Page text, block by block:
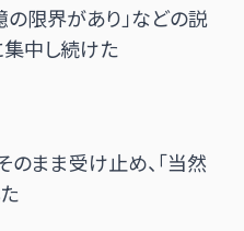
の限界があり」などの説
集中し続けた
のまま受け止め、「当然